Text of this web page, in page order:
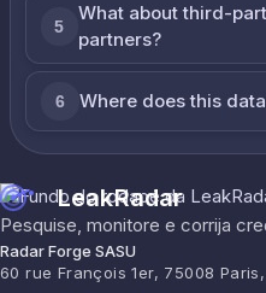
5
What about third-
partners?
6 Where does this
LeakRadar
Pesquise, monitore e corrija
Radar Forge SASU
60 rue François 1er, 75008